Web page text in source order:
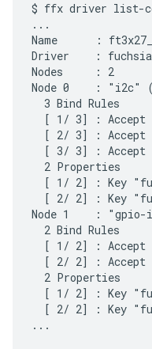
$ ffx driver list-
...
Name      :
Driver    :
Nodes     : 2
Node 0    : "i2c"
  3 Bind Rules
[ 1/ 3] :
[ 2/ 3] : Accept
[ 3/ 3] : Accept
  2 Properties
[ 1/ 2] : Key
[ 2/ 2] : Key
Node 1    : "gpio-
  2 Bind Rules
[ 1/ 2] :
[ 2/ 2] : Accept
  2 Properties
[ 1/ 2] : Key
[ 2/ 2] : Key